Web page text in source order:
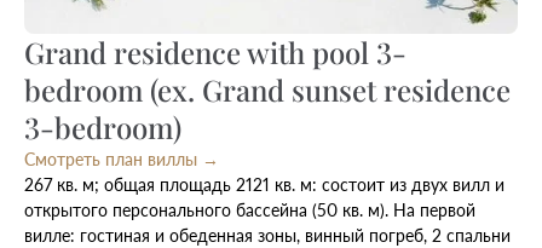
Grand residence with pool 3-
bedroom (ex. Grand sunset residence
3-bedroom)
Смотреть план виллы →
267 кв. м; общая площадь 2121 кв. м: состоит из двух вилл и
открытого персонального бассейна (50 кв. м). На первой
вилле: гостиная и обеденная зоны, винный погреб, 2 спальни